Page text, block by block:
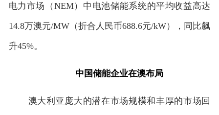
电力市场（NEM）中电池储能系统的平均收益高达
14.8万澳元/MW（折合人民币688.6元/kW），同比飙
升45%。
中国储能企业在澳布局
澳大利亚庞大的潜在市场规模和丰厚的市场回